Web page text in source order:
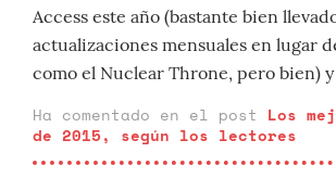
Access este año (bastante bien
actualizaciones mensuales en lugar
como el Nuclear Throne, pero bien) y
Ha comentado en el post Los
de 2015, según los lectores